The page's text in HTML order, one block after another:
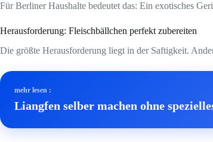
Für Berliner Haushalte bedeutet das: Ein exotisches
Herausforderung: Fleischbällchen perfekt zubereiten
Die größte Herausforderung liegt in der Saftigkeit.
mehr lesen :
Liangfen selber machen ohne